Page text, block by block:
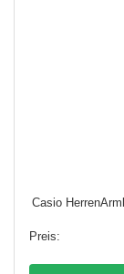
Casio